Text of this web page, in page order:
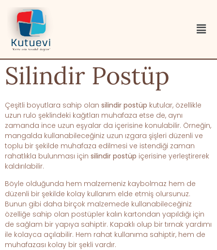
Silindir Postüp
Çeşitli boyutlara sahip olan silindir postüp kutular, özellikle
uzun rulo şeklindeki kağıtları muhafaza etse de, aynı
zamanda ince uzun eşyalar da içerisine konulabilir. Örneğin,
mangalda kullanabileceğiniz uzun ızgara şişleri düzenli ve
toplu bir şekilde muhafaza edilmesi ve istendiği zaman
rahatlıkla bulunması için silindir postüp içerisine yerleştirerek
kaldırılabilir.
Böyle olduğunda hem malzemeniz kaybolmaz hem de
düzenli bir şekilde kolay kullanım elde etmiş olursunuz.
Bunun gibi daha birçok malzemede kullanabileceğiniz
özelliğe sahip olan postüpler kalın kartondan yapıldığı için
de sağlam bir yapıya sahiptir. Kapaklı olup bir tırnak yardımı
ile kolayca açılabilir. Hem rahat kullanıma sahiptir, hem de
muhafazası kolay bir şekli vardır.